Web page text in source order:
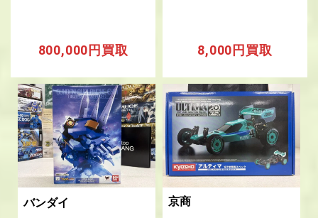
800,000円買取 8,000円買取
バンダイ 京商